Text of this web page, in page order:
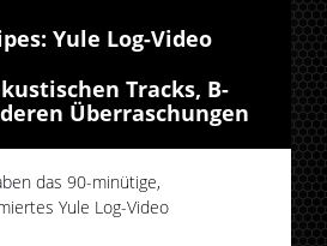
Yule Log-Video
Tracks, B-
Überraschungen
das 90-minütige,
Yule Log-Video